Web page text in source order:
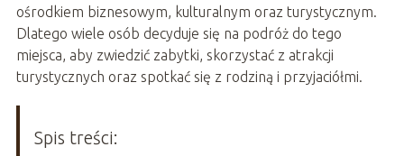
ośrodkiem biznesowym, kulturalnym oraz turystycznym.
Dlatego wiele osób decyduje się na podróż do tego
miejsca, aby zwiedzić zabytki, skorzystać z atrakcji
turystycznych oraz spotkać się z rodziną i przyjaciółmi.
Spis treści: